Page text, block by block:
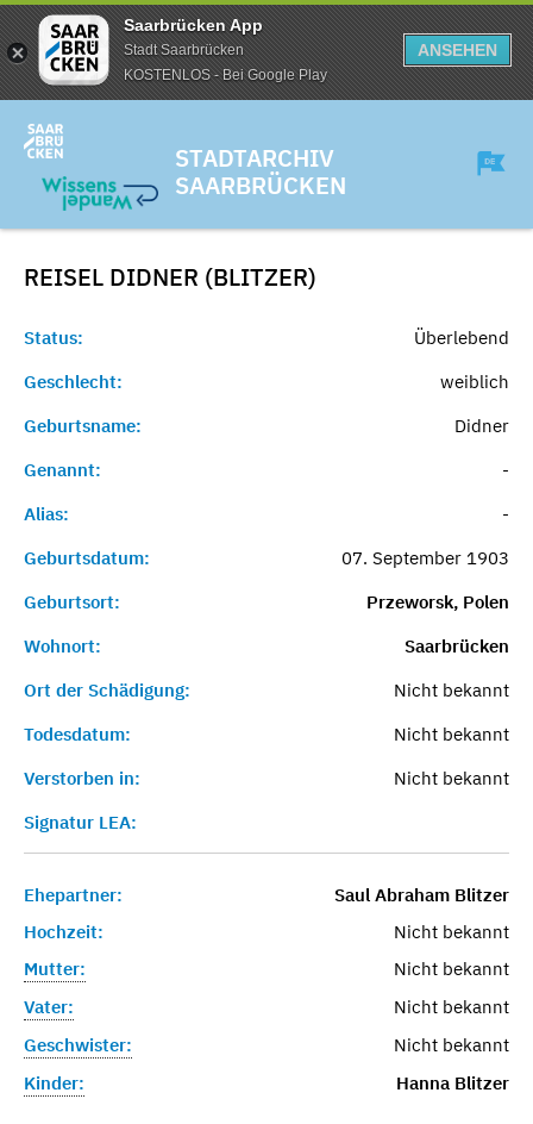
Saarbrücken App
Stadt Saarbrücken
KOSTENLOS - Bei Google Play
ANSEHEN
STADTARCHIV
SAARBRÜCKEN
REISEL DIDNER (BLITZER)
Status:
Überlebend
Geschlecht:
weiblich
Geburtsname:
Didner
Genannt:
-
Alias:
-
Geburtsdatum:
07. September 1903
Geburtsort:
Przeworsk, Polen
Wohnort:
Saarbrücken
Ort der Schädigung:
Nicht bekannt
Todesdatum:
Nicht bekannt
Verstorben in:
Nicht bekannt
Signatur LEA:
Ehepartner:
Saul Abraham Blitzer
Hochzeit:
Nicht bekannt
Mutter:
Nicht bekannt
Vater:
Nicht bekannt
Geschwister:
Nicht bekannt
Kinder:
Hanna Blitzer